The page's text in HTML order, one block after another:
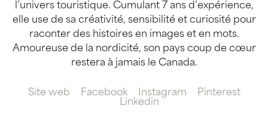
l’univers touristique. Cumulant 7 ans d’expérience,
elle use de sa créativité, sensibilité et curiosité pour
raconter des histoires en images et en mots.
Amoureuse de la nordicité, son pays coup de cœur
restera à jamais le Canada.
Site web Facebook Instagram
Pinterest
Linkedin